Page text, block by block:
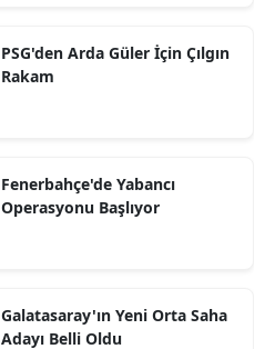
PSG'den Arda Güler İçin Çılgın
Rakam
Fenerbahçe'de Yabancı
Operasyonu Başlıyor
Galatasaray'ın Yeni Orta Saha
Adayı Belli Oldu